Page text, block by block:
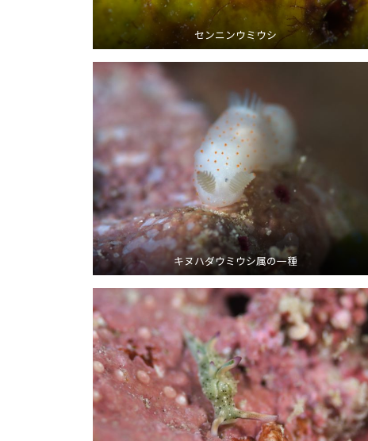
センニンウミウシ
キヌハダウミウシ属の一種